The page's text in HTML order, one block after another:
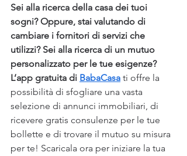
Sei alla ricerca della casa dei tuoi
sogni? Oppure, stai valutando di
cambiare i fornitori di servizi che
utilizzi? Sei alla ricerca di un mutuo
personalizzato per le tue esigenze?
L’app gratuita di BabaCasa ti offre la
possibilità di sfogliare una vasta
selezione di annunci immobiliari, di
ricevere gratis consulenze per le tue
bollette e di trovare il mutuo su misura
per te! Scaricala ora per iniziare la tua